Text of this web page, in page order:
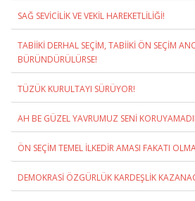
SAĞ SEVİCİLİK VE VEKİL HAREKETLİLİĞİ!
TABİİKİ DERHAL SEÇİM, TABİİKİ ÖN SEÇİM
BÜRÜNDÜRÜLÜRSE!
TÜZÜK KURULTAYI SÜRÜYOR!
AH BE GÜZEL YAVRUMUZ SENİ
ÖN SEÇİM TEMEL İLKEDİR AMASI FAKATI
DEMOKRASİ ÖZGÜRLÜK KARDEŞLİK